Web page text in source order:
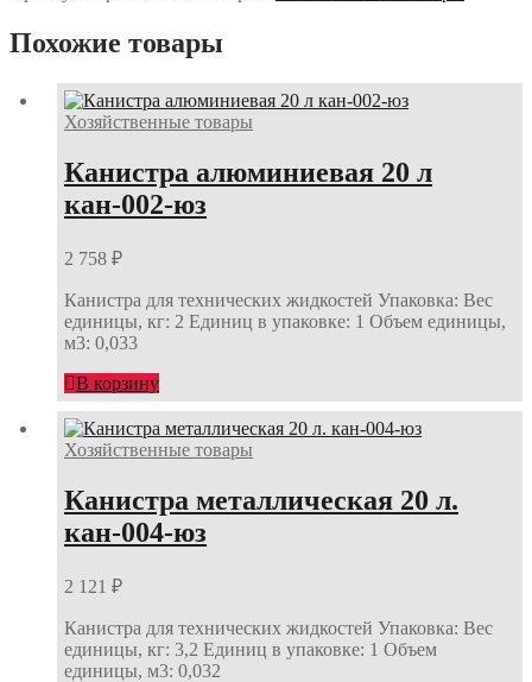
х
стр-002-
Похожие товары
Хозяйственные товары
Канистра алюминиевая 20 л
кан-002-юз
2 758 ₽
Канистра для технических жидкостей Упаковка: Вес
единицы, кг: 2 Единиц в упаковке: 1 Объем единицы,
м3: 0,033
В корзину
Хозяйственные товары
Канистра металлическая 20 л.
кан-004-юз
2 121 ₽
Канистра для технических жидкостей Упаковка: Вес
единицы, кг: 3,2 Единиц в упаковке: 1 Объем
единицы, м3: 0,032